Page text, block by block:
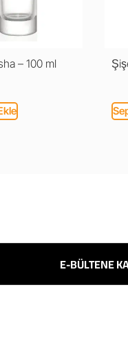
– 100 ml
E-BÜLTENE